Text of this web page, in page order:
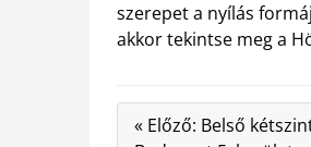
szerepet a nyílás
akkor tekintse meg a
« Előző: Belső